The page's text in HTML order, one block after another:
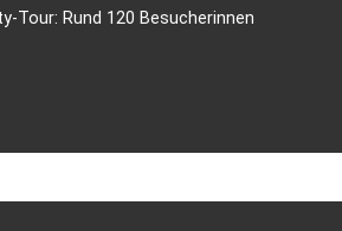
Tour: Rund 120 Besucherinnen